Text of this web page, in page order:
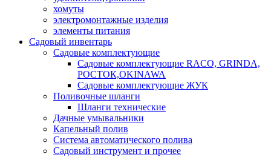
хомуты
электромонтажные изделия
элементы питания
Садовый инвентарь
Садовые комплектующие
Садовые комплектующие RACO, GRINDA,
РОСТОК,OKINAWA
Садовые комплектующие ЖУК
Поливочные шланги
Шланги технические
Дачные умывальники
Капельный полив
Система автоматического полива
Садовый инструмент и прочее